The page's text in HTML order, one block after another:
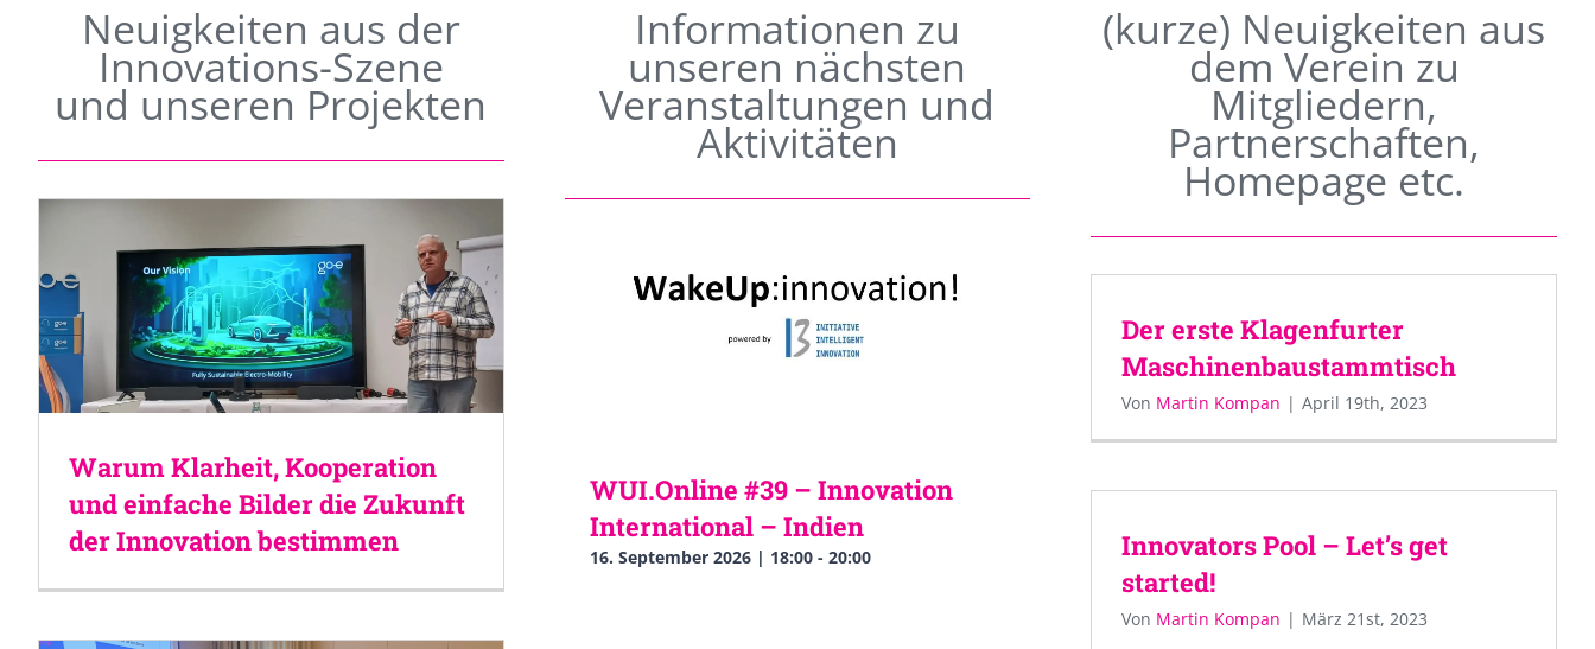
Neuigkeiten aus der
Innovations-Szene
und unseren Projekten
Warum Klarheit, Kooperation
und einfache Bilder die Zukunft
der Innovation bestimmen
Informationen zu
unseren nächsten
Veranstaltungen und
Aktivitäten
WUI.Online #39 – Innovation
International – Indien
16. September 2026 | 18:00- 20:00
(kurze) Neuigkeiten aus
dem Verein zu
Mitgliedern,
Partnerschaften,
Homepage etc.
Der erste Klagenfurter
Maschinenbaustammtisch
Von Martin Kompan | April 19th, 2023
Innovators Pool – Let’s get
started!
Von Martin Kompan | März 21st, 2023